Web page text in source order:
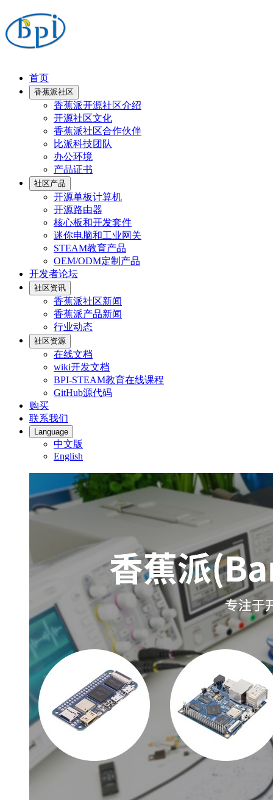
首页
香蕉派社区
香蕉派开源社区介绍
开源社区文化
香蕉派社区合作伙伴
比派科技团队
办公环境
产品证书
社区产品
开源单板计算机
开源路由器
核心板和开发套件
迷你电脑和工业网关
STEAM教育产品
OEM/ODM定制产品
开发者论坛
社区资讯
香蕉派社区新闻
香蕉派产品新闻
行业动态
社区资源
在线文档
wiki开发文档
BPI-STEAM教育在线课程
GitHub源代码
购买
联系我们
Language
中文版
English